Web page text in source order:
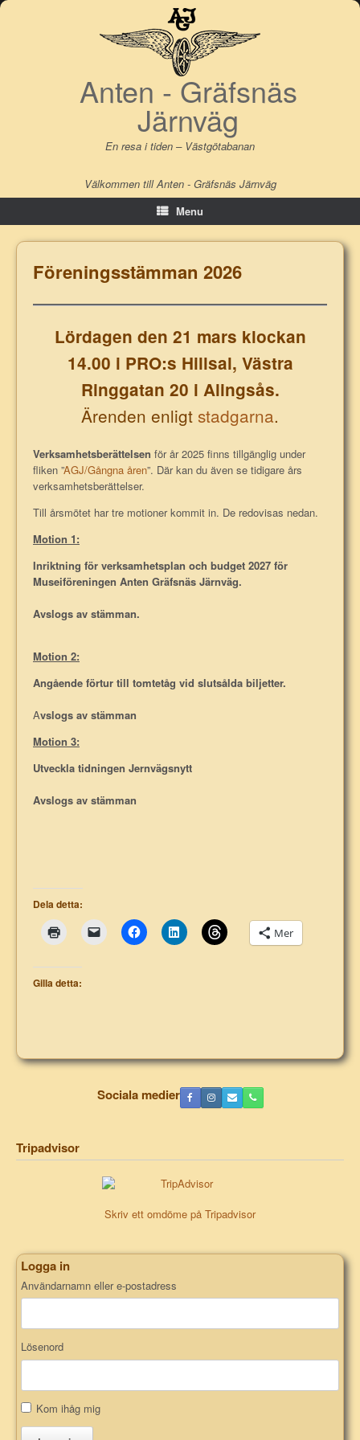
Skip
Anten - Gräfsnäs
Järnväg
En resa i tiden – Västgötabanan
Välkommen till Anten - Gräfsnäs Järnväg
Menu
Föreningsstämman 2026
Lördagen den 21 mars klockan
14.00 i PRO:s Hillsal, Västra
Ringgatan 20 i Alingsås.
Ärenden enligt stadgarna.
Verksamhetsberättelsen för år 2025 finns tillgänglig under
fliken ”AGJ/Gångna åren”. Där kan du även se tidigare års
verksamhetsberättelser.
Till årsmötet har tre motioner kommit in. De redovisas nedan.
Motion 1:
Inriktning för verksamhetsplan och budget 2027 för
Museiföreningen Anten Gräfsnäs Järnväg.
Avslogs av stämman.
Motion 2:
Angående förtur till tomtetåg vid slutsålda biljetter.
Avslogs av stämman
Motion 3:
Utveckla tidningen Jernvägsnytt
Avslogs av stämman
Dela detta:
Mer
Gilla detta:
Sociala medier
Tripadvisor
Skriv ett omdöme på Tripadvisor
Logga in
Användarnamn eller e-postadress
Lösenord
Kom ihåg mig